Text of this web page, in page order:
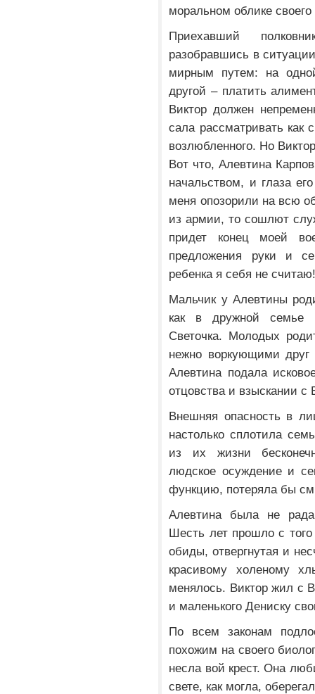
моральном облике
Приехавший
разобравшись в
мирным путем: на
другой – платить
Виктор должен
сала рассматривать как
возлюбленного. Но
Вот что, Алевтина
начальством, и глаза
меня опозорили на всю
из армии, то сошлют
придет конец моей
предложения руки и
ребенка я себя не
Мальчик у Алевтины
как в дружной семье
Светочка. Молодых
нежно воркующими
Алевтина подала
отцовства и взыскании с
Внешняя опасность в
настолько сплотила
из их жизни
людское осуждение и
функцию, потеряла бы
Алевтина была не
Шесть лет прошло с
обиды, отвергнутая и
красивому холеному
менялось. Виктор жил с
и маленького Дениску
По всем законам
похожим на своего
несла вой крест. Она
свете, как могла,